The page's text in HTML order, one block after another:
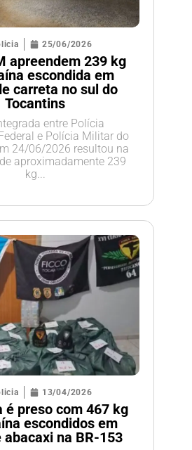
25/06/2026
apreendem 239 kg
escondida em
carreta no sul do
Tocantins
entre Polícia
e Polícia Militar do
24/06/2026 resultou na
aproximadamente 239
kg...
13/04/2026
é preso com 467 kg
escondidos em
abacaxi na BR-153